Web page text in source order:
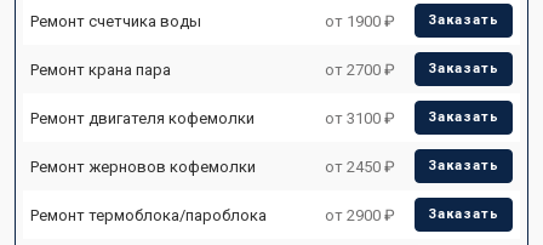
Ремонт счетчика воды от 1900 ₽ Заказать
Ремонт крана пара от 2700 ₽ Заказать
Ремонт двигателя кофемолки от 3100 ₽ Заказать
Ремонт жерновов кофемолки от 2450 ₽ Заказать
Ремонт термоблока/пароблока от 2900 ₽ Заказать